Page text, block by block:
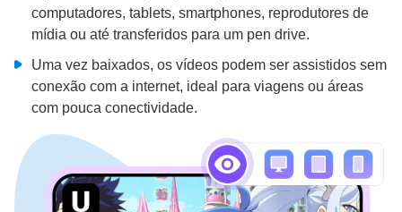
computadores, tablets, smartphones, reprodutores de
mídia ou até transferidos para um pen drive.
Uma vez baixados, os vídeos podem ser assistidos sem
conexão com a internet, ideal para viagens ou áreas
com pouca conectividade.